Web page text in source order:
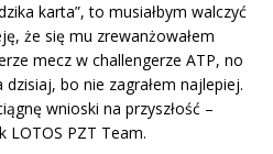
karta”, to musiałbym walczyć
że się mu zrewanżowałem
mecz w challengerze ATP, no
bo nie zagrałem najlepiej.
wnioski na przyszłość –
LOTOS PZT Team.